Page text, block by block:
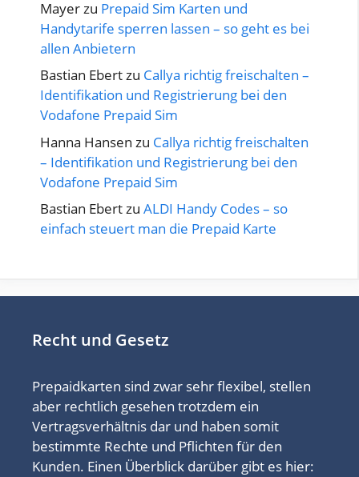
Mayerzu Prepaid Sim Karten und
Handytarife sperren lassen – so geht es bei
allen Anbietern
Bastian Ebertzu Callya richtig freischalten –
Identifikation und Registrierung bei den
Vodafone Prepaid Sim
Hanna Hansen zu Callya richtig freischalten
– Identifikation und Registrierung bei den
Vodafone Prepaid Sim
Bastian Ebertzu ALDI Handy Codes – so
einfach steuert man die Prepaid Karte
Recht und Gesetz
Prepaidkarten sind zwar sehr flexibel, stellen
aber rechtlich gesehen trotzdem ein
Vertragsverhältnis dar und haben somit
bestimmte Rechte und Pflichten für den
Kunden. Einen Überblick darüber gibt es hier: